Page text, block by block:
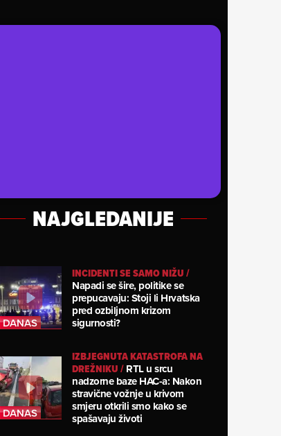
NAJGLEDANIJE
INCIDENTI SE SAMO NIŽU/
Napadi se šire, politike se
prepucavaju: Stoji li Hrvatska
pred ozbiljnom krizom
sigurnosti?
IZBJEGNUTA KATASTROFA NA
DREŽNIKU/RTL u srcu
nadzorne baze HAC-a: Nakon
stravične vožnje u krivom
smjeru otkrili smo kako se
spašavaju životi